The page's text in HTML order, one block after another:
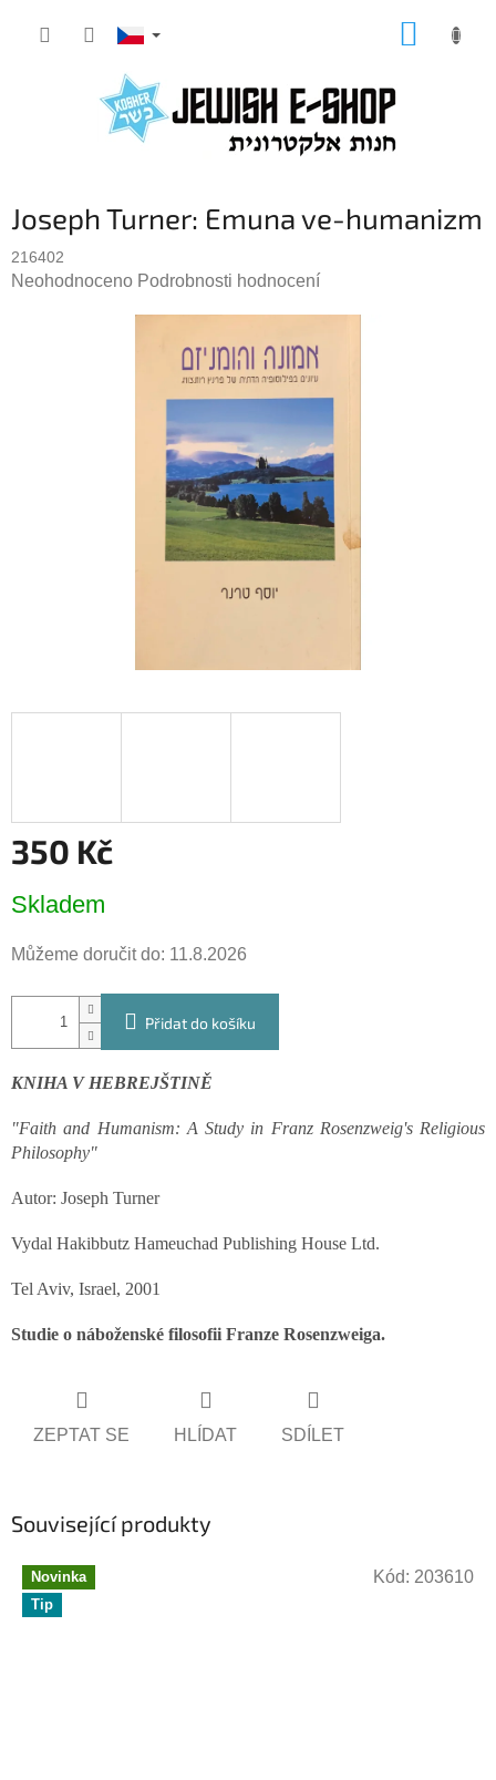
Joseph Turner: Emuna ve-humanizm
216402
Průměrné
Neohodnoceno Podrobnosti hodnocení
350 Kč
cena:
Skladem
Můžeme doručit do: 11.8.2026
Přidat do košíku
KNIHA V HEBREJŠTINĚ
"Faith and Humanism: A Study in Franz Rosenzweig's Religious
Philosophy"
Autor: Joseph Turner
Vydal Hakibbutz Hameuchad Publishing House Ltd.
Tel Aviv, Israel, 2001
Studie o náboženské filosofii Franze Rosenzweiga.
ZEPTAT SE HLÍDAT SDÍLET
Související produkty
Novinka
Tip
Kód: 203610